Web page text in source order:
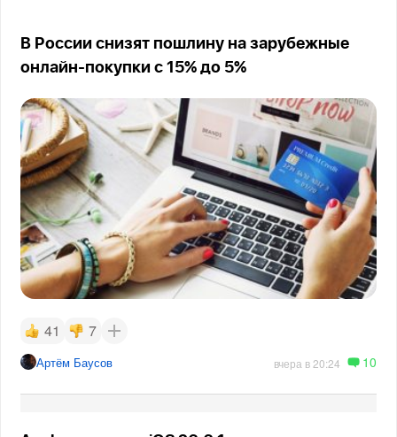
В России снизят пошлину на зарубежные
онлайн-покупки с 15% до 5%
41 7
Артём Баусов вчера в 20:24 10